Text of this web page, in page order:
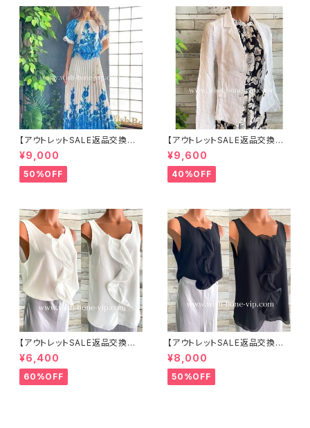
【アウトレットSALE返品交換不
可8/20まで】イタリア製ロング・
マキシスカート＆トップス セット
アップ /ホワイト＆ブルー(S)(M)
(L)
¥9,000
50%OFF
【アウトレットSALE返品交換不
可8/20まで】イタリア製サマー
ジャケット｜Made in ITALY｜
リネン麻 飾りエリ ジャケット/ホ
ワイト
¥9,600
40%OFF
【アウトレットSALE返品交換不
可8/20まで】イタリア製 CASA
DEILUCA ITALY｜前フリル＆B
IGフリルトップス /ホワイト
¥6,400
60%OFF
【アウトレットSALE返品交換不
可8/20まで】イタリア製 CASA
DEILUCA ITALY｜前フリル＆B
IGフリルトップス /ブラック
¥8,000
50%OFF